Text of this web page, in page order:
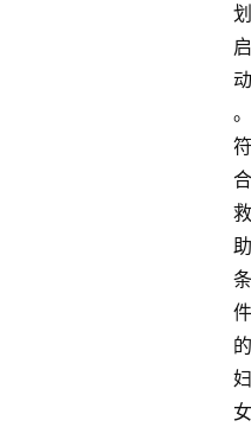
划
启
动
。
符
合
救
助
条
件
的
妇
女